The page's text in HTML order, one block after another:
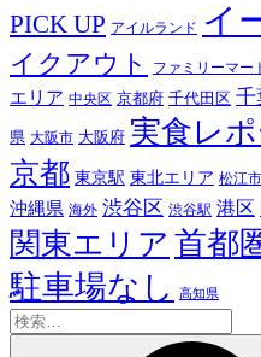
PICK UP アイルランド イ
イクアウト
ファミリーマー
エリア 中央区 京都府 千代田区 千
県 大阪市 大阪府 実食レポ
京都 東京駅 東北エリア 松江市
沖縄県 海外 渋谷区 渋谷駅 港区
関東エリア 首都
駐車場なし 高知県
検
索: